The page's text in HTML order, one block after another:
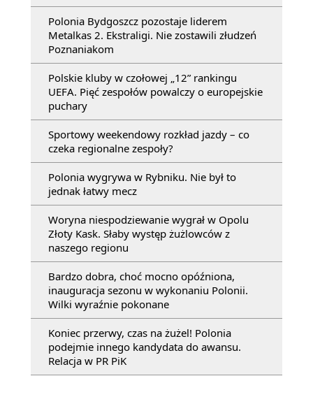
Polonia Bydgoszcz pozostaje liderem
Metalkas 2. Ekstraligi. Nie zostawili złudzeń
Poznaniakom
Polskie kluby w czołowej „12” rankingu
UEFA. Pięć zespołów powalczy o europejskie
puchary
Sportowy weekendowy rozkład jazdy – co
czeka regionalne zespoły?
Polonia wygrywa w Rybniku. Nie był to
jednak łatwy mecz
Woryna niespodziewanie wygrał w Opolu
Złoty Kask. Słaby występ żużlowców z
naszego regionu
Bardzo dobra, choć mocno opóźniona,
inauguracja sezonu w wykonaniu Polonii.
Wilki wyraźnie pokonane
Koniec przerwy, czas na żużel! Polonia
podejmie innego kandydata do awansu.
Relacja w PR PiK